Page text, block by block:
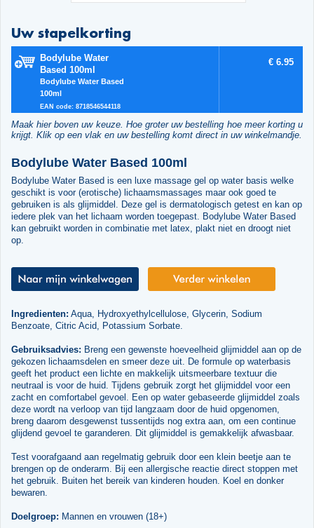
Uw stapelkorting
Bodylube Water
Based 100ml
Bodylube Water Based
100ml
EAN code: 8718546544118
€ 6.95
Maak hier boven uw keuze. Hoe groter uw bestelling hoe meer korting u
krijgt. Klik op een vlak en uw bestelling komt direct in uw winkelmandje.
Bodylube Water Based 100ml
Bodylube Water Based is een luxe massage gel op water basis welke
geschikt is voor (erotische) lichaamsmassages maar ook goed te
gebruiken is als glijmiddel. Deze gel is dermatologisch getest en kan op
iedere plek van het lichaam worden toegepast. Bodylube Water Based
kan gebruikt worden in combinatie met latex, plakt niet en droogt niet
op.
Ingredienten: Aqua, Hydroxyethylcellulose, Glycerin, Sodium
Benzoate, Citric Acid, Potassium Sorbate.
Gebruiksadvies: Breng een gewenste hoeveelheid glijmiddel aan op de
gekozen lichaamsdelen en smeer deze uit. De formule op waterbasis
geeft het product een lichte en makkelijk uitsmeerbare textuur die
neutraal is voor de huid. Tijdens gebruik zorgt het glijmiddel voor een
zacht en comfortabel gevoel. Een op water gebaseerde glijmiddel zoals
deze wordt na verloop van tijd langzaam door de huid opgenomen,
breng daarom desgewenst tussentijds nog extra aan, om een continue
glijdend gevoel te garanderen. Dit glijmiddel is gemakkelijk afwasbaar.
Test voorafgaand aan regelmatig gebruik door een klein beetje aan te
brengen op de onderarm. Bij een allergische reactie direct stoppen met
het gebruik. Buiten het bereik van kinderen houden. Koel en donker
bewaren.
Doelgroep: Mannen en vrouwen (18+)